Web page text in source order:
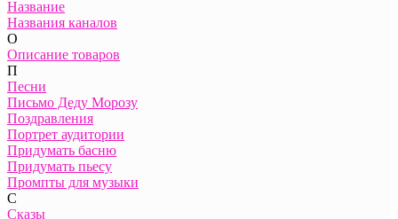
Название
Названия каналов
О
Описание товаров
П
Песни
Письмо Деду Морозу
Поздравления
Портрет аудитории
Придумать басню
Придумать пьесу
Промпты для музыки
С
Сказы